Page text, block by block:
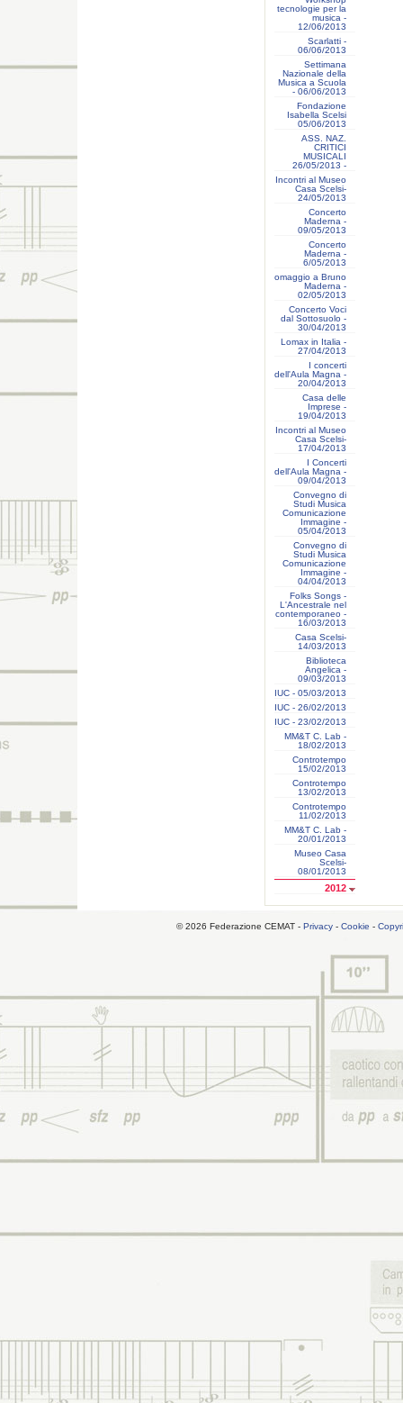
tecnologie per la
musica -
12/06/2013
Scarlatti -
06/06/2013
Settimana
Nazionale della
Musica a Scuola
- 06/06/2013
Fondazione
Isabella Scelsi
05/06/2013
ASS. NAZ.
CRITICI
MUSICALI
26/05/2013 -
Incontri al Museo
Casa Scelsi-
24/05/2013
Concerto
Maderna -
09/05/2013
Concerto
Maderna -
6/05/2013
omaggio a Bruno
Maderna -
02/05/2013
Concerto Voci
dal Sottosuolo -
30/04/2013
Lomax in Italia -
27/04/2013
I concerti
dell'Aula Magna -
20/04/2013
Casa delle
Imprese -
19/04/2013
Incontri al Museo
Casa Scelsi-
17/04/2013
I Concerti
dell'Aula Magna -
09/04/2013
Convegno di
Studi Musica
Comunicazione
Immagine -
05/04/2013
Convegno di
Studi Musica
Comunicazione
Immagine -
04/04/2013
Folks Songs -
L'Ancestrale nel
contemporaneo -
16/03/2013
Casa Scelsi-
14/03/2013
Biblioteca
Angelica -
09/03/2013
IUC - 05/03/2013
IUC - 26/02/2013
IUC - 23/02/2013
MM&T C. Lab -
18/02/2013
Controtempo
15/02/2013
Controtempo
13/02/2013
Controtempo
11/02/2013
MM&T C. Lab -
20/01/2013
Museo Casa
Scelsi-
08/01/2013
2012
© 2026 Federazione CEMAT - Privacy- Cookie -